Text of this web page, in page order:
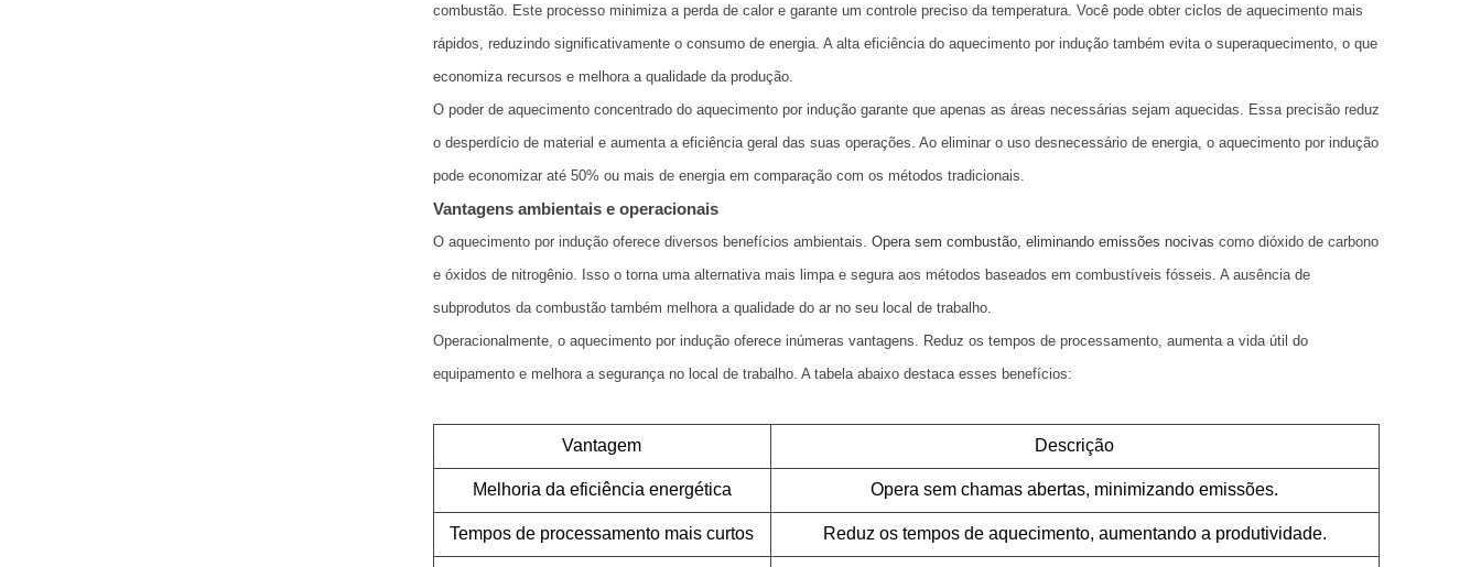
combustão. Este processo minimiza a perda de calor e garante um controle preciso da temperatura. Você pode obter ciclos de aquecimento mais
rápidos, reduzindo significativamente o consumo de energia. A alta eficiência do aquecimento por indução também evita o superaquecimento, o que
economiza recursos e melhora a qualidade da produção.
O poder de aquecimento concentrado do aquecimento por indução garante que apenas as áreas necessárias sejam aquecidas. Essa precisão reduz
o desperdício de material e aumenta a eficiência geral das suas operações. Ao eliminar o uso desnecessário de energia, o aquecimento por indução
pode economizar até 50% ou mais de energia em comparação com os métodos tradicionais.
Vantagens ambientais e operacionais
O aquecimento por indução oferece diversos benefícios ambientais. Opera sem combustão, eliminando emissões nocivas como dióxido de carbono
e óxidos de nitrogênio. Isso o torna uma alternativa mais limpa e segura aos métodos baseados em combustíveis fósseis. A ausência de
subprodutos da combustão também melhora a qualidade do ar no seu local de trabalho.
Operacionalmente, o aquecimento por indução oferece inúmeras vantagens. Reduz os tempos de processamento, aumenta a vida útil do
equipamento e melhora a segurança no local de trabalho. A tabela abaixo destaca esses benefícios:
Vantagem Descrição
Melhoria da eficiência energética Opera sem chamas abertas, minimizando emissões.
Tempos de processamento mais curtos Reduz os tempos de aquecimento, aumentando a produtividade.